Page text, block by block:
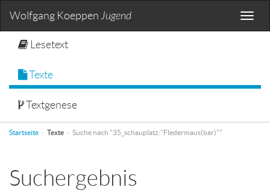
Toggle
Wolfgang Koeppen Jugend
Lesetext
Texte
Textgenese
Startseite Texte Suche nach "35_schauplatz:"Fledermaus(bar)""
Suchergebnis